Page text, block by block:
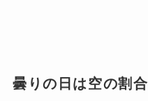
曇りの日は空の割